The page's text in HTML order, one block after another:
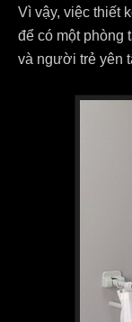
Vì vậy, việc thiết
để có một phòng
và người trẻ yên